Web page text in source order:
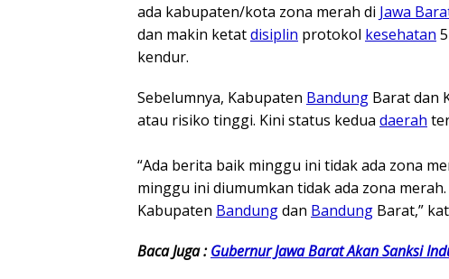
ada kabupaten/kota zona merah di Jawa
dan makin ketatdisiplin protokol kesehatan
kendur.
Sebelumnya, Kabupaten Bandung Barat dan
atau risiko tinggi. Kini status kedua daerah
“Ada berita baik minggu ini tidak ada zona
minggu ini diumumkan tidak ada zona
Kabupaten Bandungdan Bandung Barat,”
Baca Juga :Gubernur Jawa Barat Akan Sanksi